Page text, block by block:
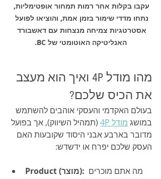
עקבו בקלות אחר רמות תמחור אופטימליות,
נתחו מדדי שימור בזמן אמת, והוציאו לפועל
אסטרטגיות צמיחה מנצחות עם דאשבורד
האנליטיקה האוטומטי של BC.
מהו מודל 4P ואיך הוא מעצב
את הכיס שלכם?
בעולם האקדמי והעסקי אוהבים להשתמש
במושג מודל 4P
(תמהיל השיווק), אך בפועל
מדובר בארבע אבני היסוד שקובעות האם
העסק שלכם יפרח או ידשדש:
Product (מוצר):